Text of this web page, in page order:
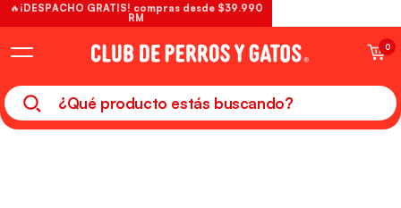
0
🔥¡DESPACHO GRATIS! compras desde $39.990
RM